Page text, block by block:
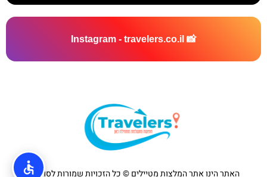
📸 Instagram - travelers.co.il
האתר הינו אתר המלצות מטיילים © כל הזכויות שמורות לסוכנות